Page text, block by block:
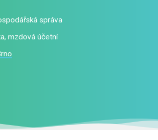
správa
mzdová účetní